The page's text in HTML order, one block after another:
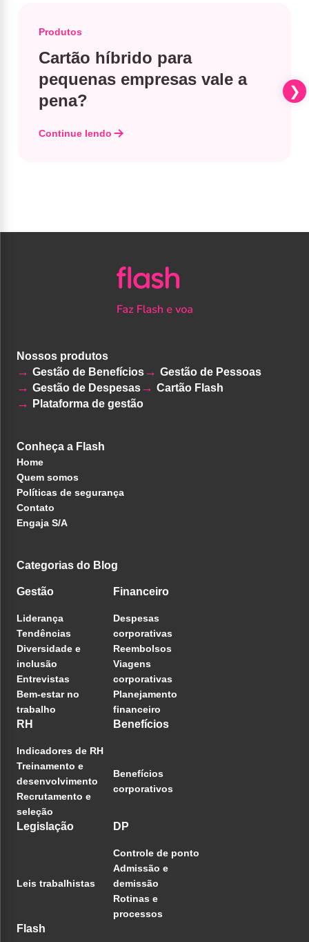
Produtos
Cartão híbrido para
pequenas empresas vale a
pena?
Continue lendo
Nossos produtos
Gestão de Benefícios
Gestão de Pessoas
Gestão de Despesas
Cartão Flash
Plataforma de gestão
Conheça a Flash
Home
Quem somos
Políticas de segurança
Contato
Engaja S/A
Categorias do Blog
Gestão
Liderança
Tendências
Diversidade e
inclusão
Entrevistas
Bem-estar no
trabalho
Financeiro
Despesas
corporativas
Reembolsos
Viagens
corporativas
Planejamento
financeiro
RH
Indicadores de RH
Treinamento e
desenvolvimento
Recrutamento e
seleção
Benefícios
Benefícios
corporativos
Legislação
Leis trabalhistas
DP
Controle de ponto
Admissão e
demissão
Rotinas e
processos
Flash